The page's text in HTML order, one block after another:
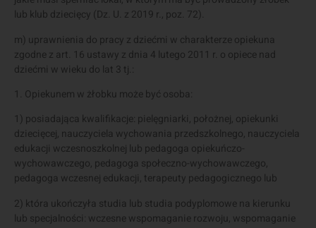
lub klub dziecięcy (Dz. U. z 2019 r., poz. 72).
m) uprawnienia do pracy z dziećmi w charakterze opiekuna
zgodne z art. 16 ustawy z dnia 4 lutego 2011 r. o opiece nad
dziećmi w wieku do lat 3 tj.:
1. Opiekunem w żłobku może być osoba:
1) posiadająca kwalifikacje: pielęgniarki, położnej, opiekunki
dziecięcej, nauczyciela wychowania przedszkolnego, nauczyciela
edukacji wczesnoszkolnej lub pedagoga opiekuńczo-
wychowawczego, pedagoga społeczno-wychowawczego,
pedagoga wczesnej edukacji, terapeuty pedagogicznego lub
2) która ukończyła studia lub studia podyplomowe na kierunku
lub specjalności: wczesne wspomaganie rozwoju, wspomaganie